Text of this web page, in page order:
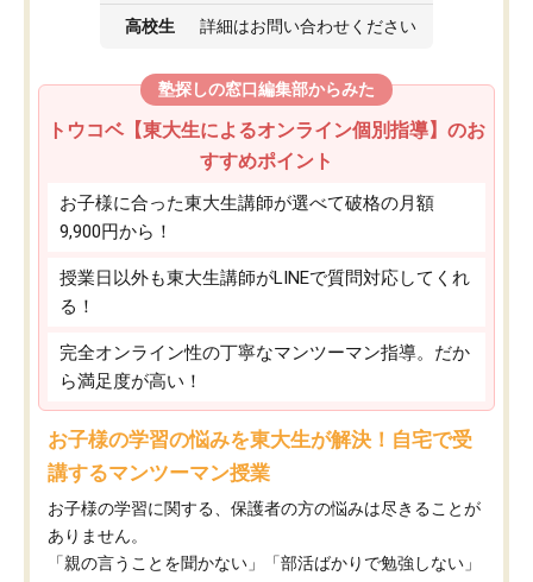
高校生 詳細はお問い合わせください
塾探しの窓口編集部からみた
トウコベ【東大生によるオンライン個別指導】のお
すすめポイント
お子様に合った東大生講師が選べて破格の月額
9,900円から！
授業日以外も東大生講師がLINEで質問対応してくれ
る！
完全オンライン性の丁寧なマンツーマン指導。だか
ら満足度が高い！
お子様の学習の悩みを東大生が解決！自宅で受
講するマンツーマン授業
お子様の学習に関する、保護者の方の悩みは尽きることが
ありません。
「親の言うことを聞かない」「部活ばかりで勉強しない」